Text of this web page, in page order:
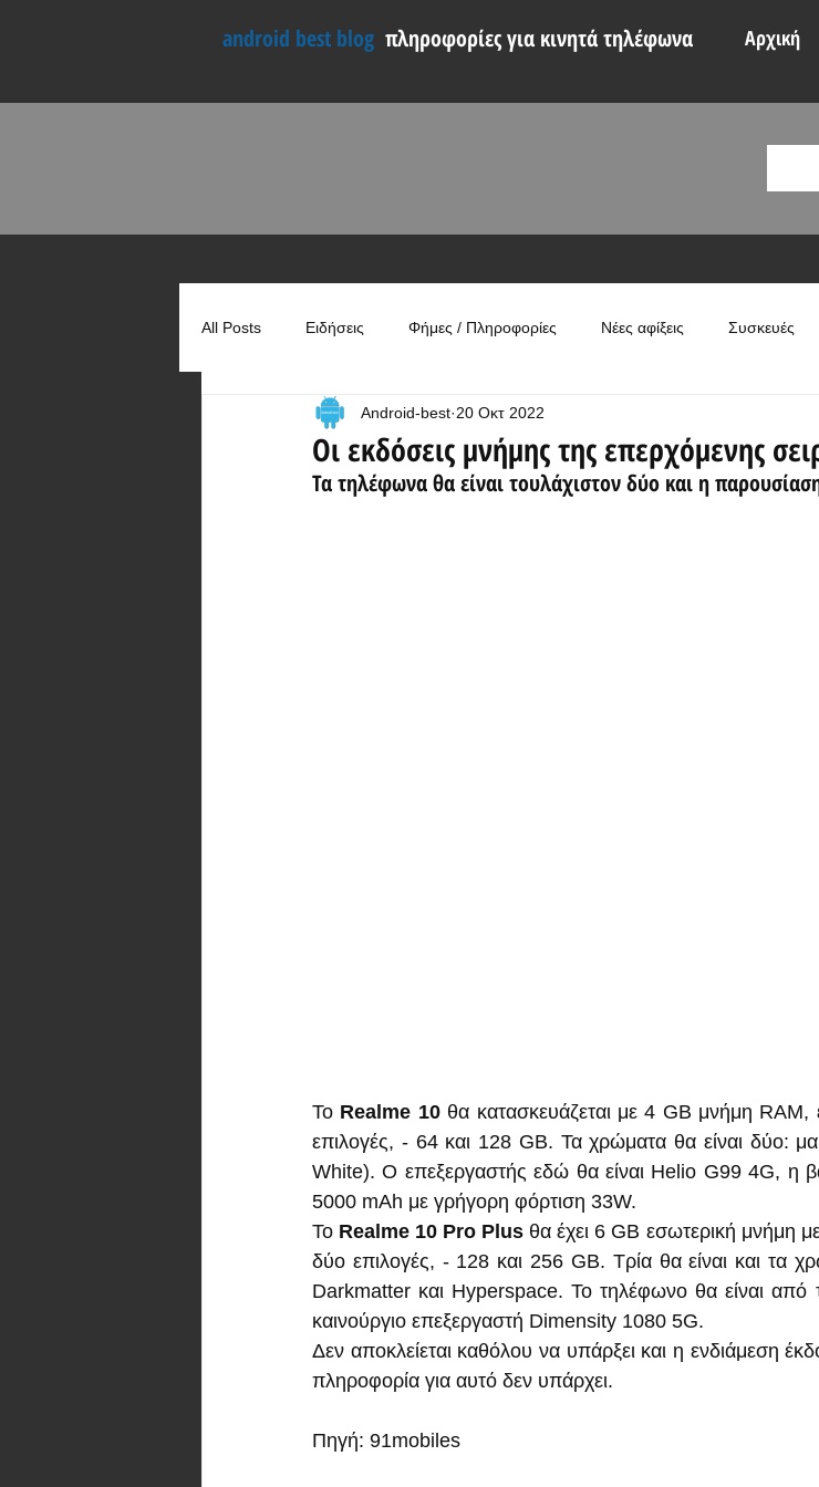
android best blog πληροφορίες για κινητά τηλέφωνα Αρχική
All Posts Ειδήσεις Φήμες / Πληροφορίες Νέες αφίξεις Συσκευές
Συγκρίσεις Χρήσιμα
Οι εκδόσεις μνήμης της επερχόμενης
Android-best 20 Οκτ 2022
Τα τηλέφωνα θα είναι τουλάχιστον δύο και η
Το Realme 10 θα κατασκευάζεται με 4 GB μνήμη RAM,
επιλογές, - 64 και 128 GB. Τα χρώματα θα είναι δύο:
White). Ο επεξεργαστής εδώ θα είναι Helio G99 4G, η
5000 mAh με γρήγορη φόρτιση 33W.
Το Realme 10 Pro Plus θα έχει 6 GB εσωτερική μνήμη
δύο επιλογές, - 128 και 256 GB. Τρία θα είναι και τα
Darkmatter και Hyperspace. Το τηλέφωνο θα είναι
καινούργιο επεξεργαστή Dimensity 1080 5G.
Δεν αποκλείεται καθόλου να υπάρξει και η ενδιάμεση
πληροφορία για αυτό δεν υπάρχει.
Πηγή: 91mobiles